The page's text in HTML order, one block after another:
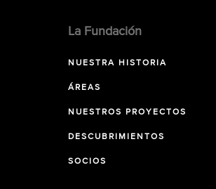
La Fundación
NUESTRA HISTORIA
ÁREAS
NUESTROS PROYECTOS
DESCUBRIMIENTOS
SOCIOS